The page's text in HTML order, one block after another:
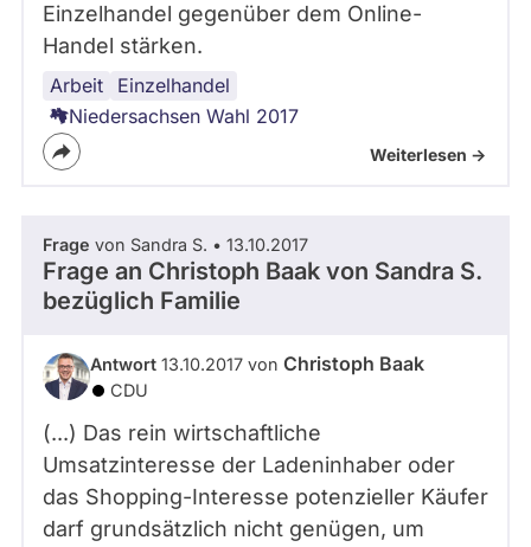
Einzelhandel gegenüber dem Online-
Handel stärken.
Arbeit Einzelhandel
Handel
Niedersachsen Wahl 2017
Weiterlesen ->
Frage von Sandra S. • 13.10.2017
Frage an Christoph Baak von Sandra S.
bezüglich Familie
Antwort 13.10.2017 von Christoph Baak
CDU
(...) Das rein wirtschaftliche
Umsatzinteresse der Ladeninhaber oder
das Shopping-Interesse potenzieller Käufer
darf grundsätzlich nicht genügen, um